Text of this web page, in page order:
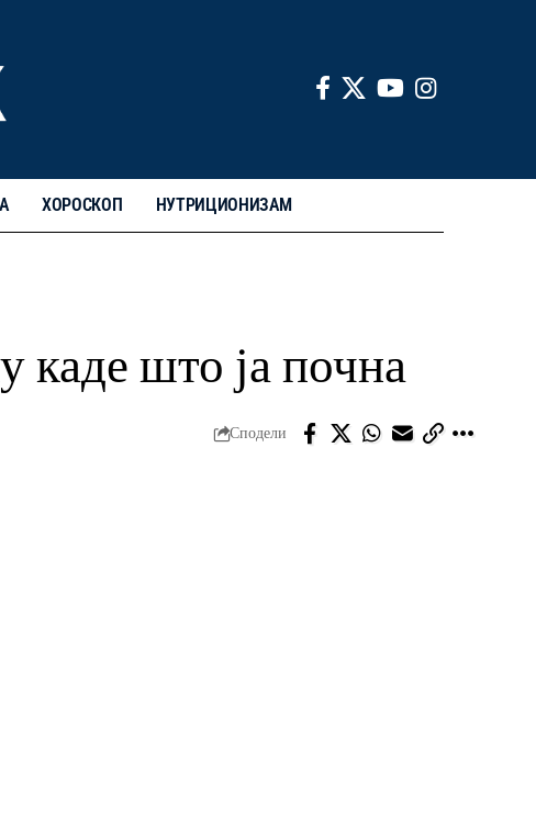
ХОРОСКОП НУТРИЦИОНИЗАМ
каде што ја почна
Сподели